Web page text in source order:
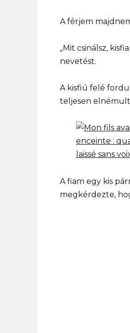
A férjem
„Mit csinálsz,
nevetést.
A kisfiú felé
teljesen
A fiam egy kis
megkérdezte,